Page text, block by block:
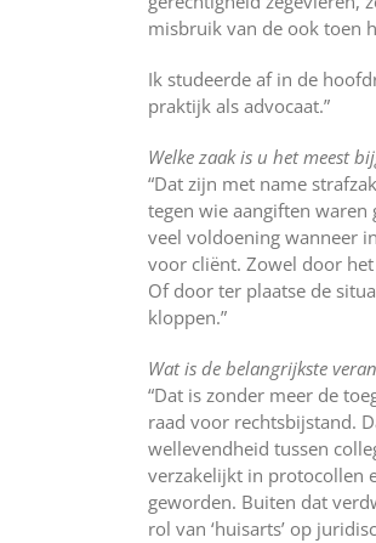
misbruik van de ook toen
Ik studeerde af in de
praktijk als advocaat.”
Welke zaak is u het meest
“Dat zijn met name
tegen wie aangiften
veel voldoening wanneer
voor cliënt. Zowel door
Of door ter plaatse de
kloppen.”
Wat is de belangrijkste
“Dat is zonder meer de
raad voor rechtsbijstand.
wellevendheid tussen
verzakelijkt in protocollen
geworden. Buiten dat
rol van ‘huisarts’ op